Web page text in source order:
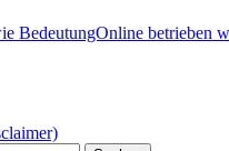
BedeutungOnline betrieben